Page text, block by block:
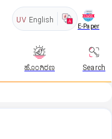
UV English
E-Paper
ಹೊಂಗಿರಣ Search